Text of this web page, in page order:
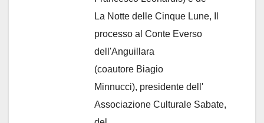
La Notte delle Cinque Lune, Il
processo al Conte Everso
dell'Anguillara
(coautore Biagio
Minnucci), presidente dell'
Associazione Culturale Sabate,